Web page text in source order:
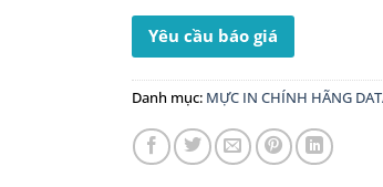
Yêu cầu báo giá
Danh mục: MỰC IN CHÍNH HÃNG